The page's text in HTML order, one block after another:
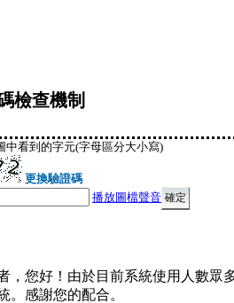
檢查機制
中看到的字元(字母區分大小寫)
更換驗證碼
播放圖檔聲音
，您好！由於目前系統使用人數眾
。感謝您的配合。